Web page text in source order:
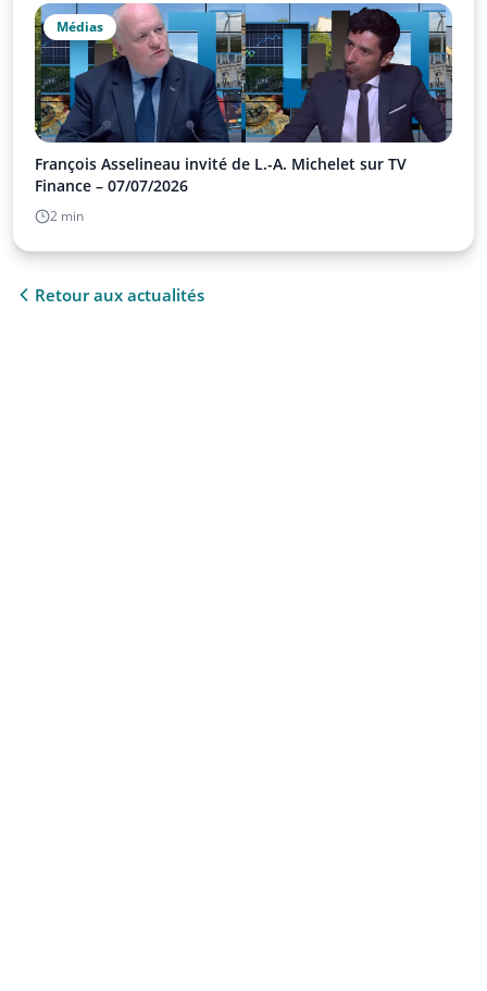
Médias
François Asselineau invité de L.-A. Michelet sur TV
Finance – 07/07/2026
2 min
Retour aux actualités